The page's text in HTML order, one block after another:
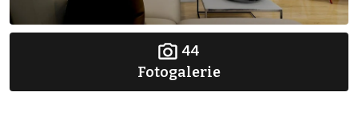
44
Fotogalerie